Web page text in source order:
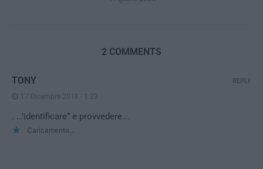
2 COMMENTS
TONY
17 Dicembre 2018 - 1:23
. …’identificare” e provvedere….
Caricamento...
REPLY